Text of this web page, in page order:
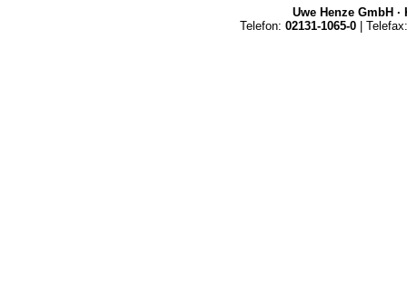
Uwe Henze GmbH ·
Telefon: 02131-1065-0 | Telefax: